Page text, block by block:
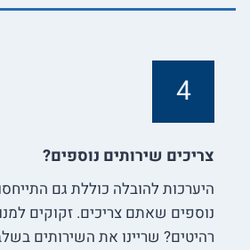
4
צריכים שירותים נוספים?
היערכות להובלה כוללת גם
נוספים שאתם צריכים. זקוקים
רהיטים? שריינו את השירותים